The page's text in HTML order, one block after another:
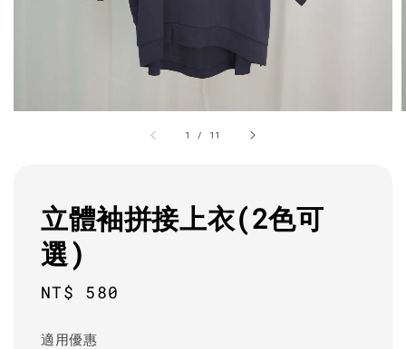
1 / 11
立體袖拼接上衣(2色可
選)
Regular
NT$ 580
適用優惠